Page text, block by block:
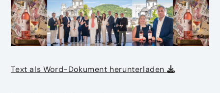
Text als Word-Dokument herunterladen